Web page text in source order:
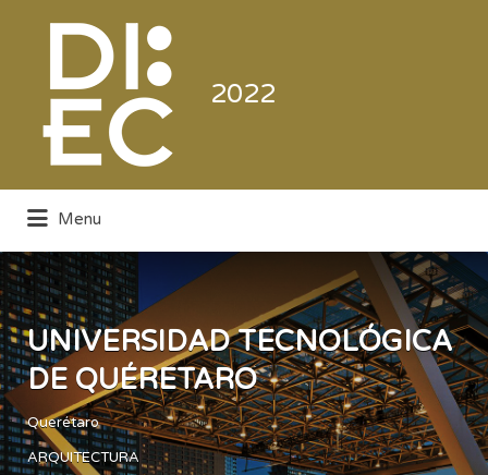
2022
Electrónica de Consumo y Comercial
Buscar
Menu
UNIVERSIDAD TECNOLÓGICA
DE QUÉRETARO
Querétaro
ARQUITECTURA